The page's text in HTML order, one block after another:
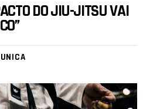
DO JIU-JITSU VAI